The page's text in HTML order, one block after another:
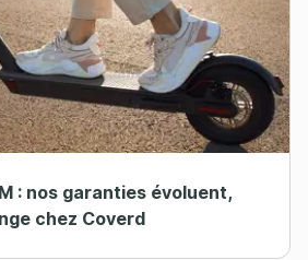
: nos garanties évoluent,
chez Coverd